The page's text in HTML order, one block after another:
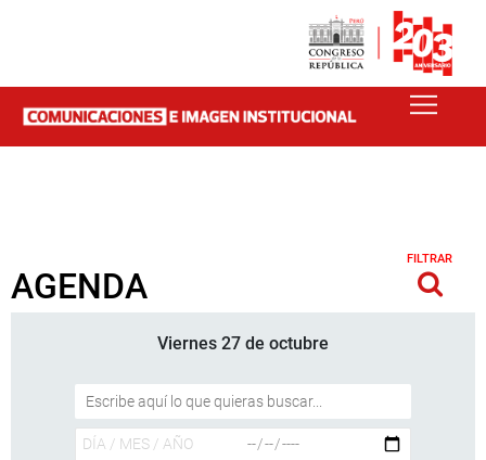
AGENDA
FILTRAR
Viernes 27 de octubre